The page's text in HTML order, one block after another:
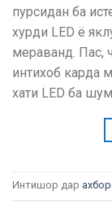
пурсидан ба
хурди LED ё
мераванд. Пас,
интихоб карда
хати LED ба
Интишор дар